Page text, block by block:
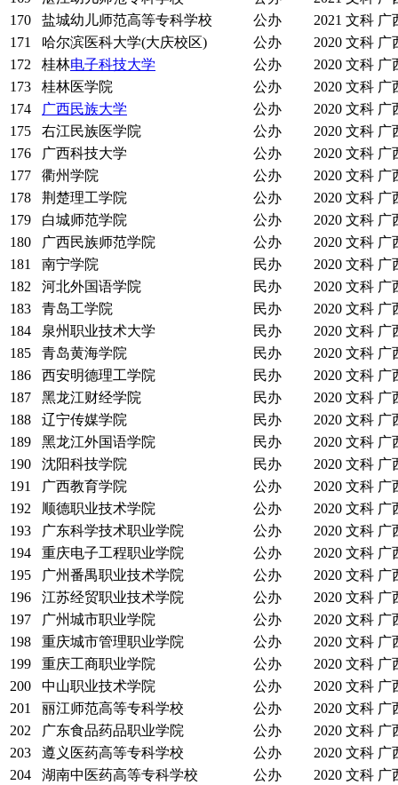
170
盐城幼儿师范高等专科学校 公办 2021 文科 广
171
哈尔滨医科大学(大庆校区) 公办 2020 文科 广
172
桂林电子科技大学 公办 2020 文科 广
173
桂林医学院 公办 2020 文科 广
174
广西民族大学 公办 2020 文科 广
175
右江民族医学院 公办 2020 文科 广
176
广西科技大学 公办 2020 文科 广
177
衢州学院 公办 2020 文科 广
178
荆楚理工学院 公办 2020 文科 广
179
白城师范学院 公办 2020 文科 广
180
广西民族师范学院 公办 2020 文科 广
181
南宁学院 民办 2020 文科 广
182
河北外国语学院 民办 2020 文科 广
183
青岛工学院 民办 2020 文科 广
184
泉州职业技术大学 民办 2020 文科 广
185
青岛黄海学院 民办 2020 文科 广
186
西安明德理工学院 民办 2020 文科 广
187
黑龙江财经学院 民办 2020 文科 广
188
辽宁传媒学院 民办 2020 文科 广
189
黑龙江外国语学院 民办 2020 文科 广
190
沈阳科技学院 民办 2020 文科 广
191
广西教育学院 公办 2020 文科 广
192
顺德职业技术学院 公办 2020 文科 广
193
广东科学技术职业学院 公办 2020 文科 广
194
重庆电子工程职业学院 公办 2020 文科 广
195
广州番禺职业技术学院 公办 2020 文科 广
196
江苏经贸职业技术学院 公办 2020 文科 广
197
广州城市职业学院 公办 2020 文科 广
198
重庆城市管理职业学院 公办 2020 文科 广
199
重庆工商职业学院 公办 2020 文科 广
200
中山职业技术学院 公办 2020 文科 广
201
丽江师范高等专科学校 公办 2020 文科 广
202
广东食品药品职业学院 公办 2020 文科 广
203
遵义医药高等专科学校 公办 2020 文科 广
204
湖南中医药高等专科学校 公办 2020 文科 广